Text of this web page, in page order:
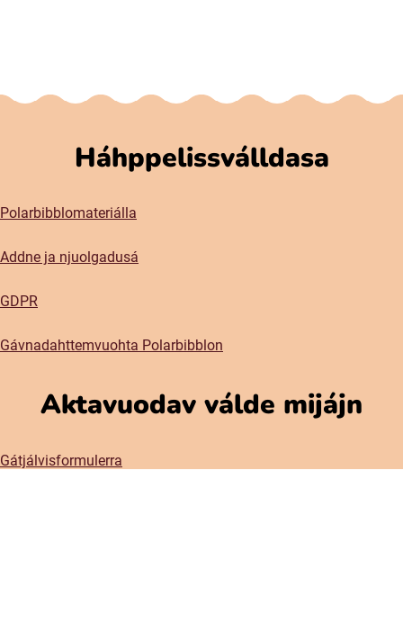
Háhppelissválldasa
Polarbibblomateriálla
Addne ja njuolgadusá
GDPR
Gávnadahttemvuohta Polarbibblon
Aktavuodav válde mijájn
Gátjálvisformulerra